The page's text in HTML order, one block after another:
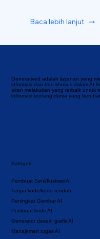
Generatived adalah layanan yang
informasi dan tren khusus dalam AI
akan melakukan yang terbaik untuk
informasi tentang dunia yang
Kategori
Manajemen tugas AI
Generator desain grafis AI
Tanpa kode/kode rendah
Pembuat kode AI
Peningkat Gambar AI
Pembuat Seni/Ilustrasi AI
Baca lebih lanjut